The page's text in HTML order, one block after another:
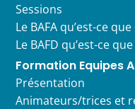
Sessions
Le BAFA qu’est-ce que
Le BAFD qu’est-ce que
Formation Equipes
Présentation
Animateurs/trices et